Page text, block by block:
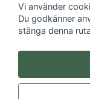
Vi använder
Du godkänner
stänga denna